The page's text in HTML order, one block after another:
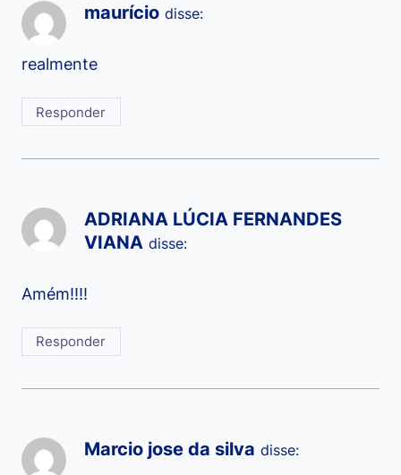
maurício disse:
realmente
Responder
ADRIANA LÚCIA FERNANDES
VIANA disse:
Amém!!!!
Responder
Marcio jose da silva disse: